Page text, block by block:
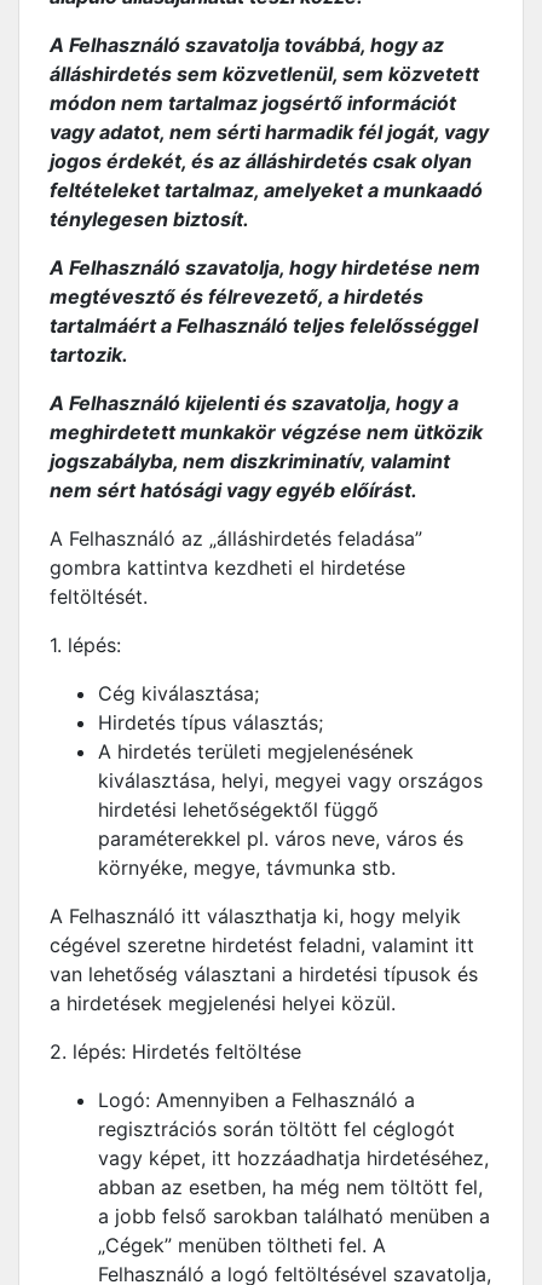
A Felhasználó szavatolja továbbá, hogy az
álláshirdetés sem közvetlenül, sem közvetett
módon nem tartalmaz jogsértő információt
vagy adatot, nem sérti harmadik fél jogát, vagy
jogos érdekét, és az álláshirdetés csak olyan
feltételeket tartalmaz, amelyeket a munkaadó
ténylegesen biztosít.
A Felhasználó szavatolja, hogy hirdetése nem
megtévesztő és félrevezető, a hirdetés
tartalmáért a Felhasználó teljes felelősséggel
tartozik.
A Felhasználó kijelenti és szavatolja, hogy a
meghirdetett munkakör végzése nem ütközik
jogszabályba, nem diszkriminatív, valamint
nem sért hatósági vagy egyéb előírást.
A Felhasználó az „álláshirdetés feladása”
gombra kattintva kezdheti el hirdetése
feltöltését.
1. lépés:
Cég kiválasztása;
Hirdetés típus választás;
A hirdetés területi megjelenésének
kiválasztása, helyi, megyei vagy országos
hirdetési lehetőségektől függő
paraméterekkel pl. város neve, város és
környéke, megye, távmunka stb.
A Felhasználó itt választhatja ki, hogy melyik
cégével szeretne hirdetést feladni, valamint itt
van lehetőség választani a hirdetési típusok és
a hirdetések megjelenési helyei közül.
2. lépés: Hirdetés feltöltése
Logó: Amennyiben a Felhasználó a
regisztrációs során töltött fel céglogót
vagy képet, itt hozzáadhatja hirdetéséhez,
abban az esetben, ha még nem töltött fel,
a jobb felső sarokban található menüben a
„Cégek” menüben töltheti fel. A
Felhasználó a logó feltöltésével szavatolja,